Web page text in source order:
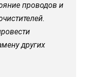
проводов и
других